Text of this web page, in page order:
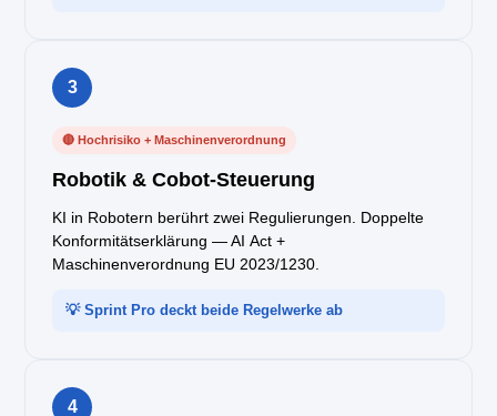
3
🔴 Hochrisiko + Maschinenverordnung
Robotik & Cobot-Steuerung
KI in Robotern berührt zwei Regulierungen. Doppelte
Konformitätserklärung — AI Act +
Maschinenverordnung EU 2023/1230.
💡 Sprint Pro deckt beide Regelwerke ab
4